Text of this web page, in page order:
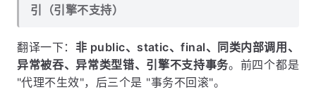
引（引擎不支持）
翻译一下： 非 public、static、final、同类内部调用、
异常被吞、异常类型错、引擎不支持事务。前四个都是
"代理不生效"，后三个是 "事务不回滚"。